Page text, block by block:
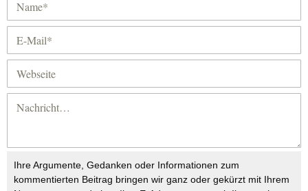
Ihre Argumente, Gedanken oder Informationen zum
kommentierten Beitrag bringen wir ganz oder gekürzt mit Ihrem